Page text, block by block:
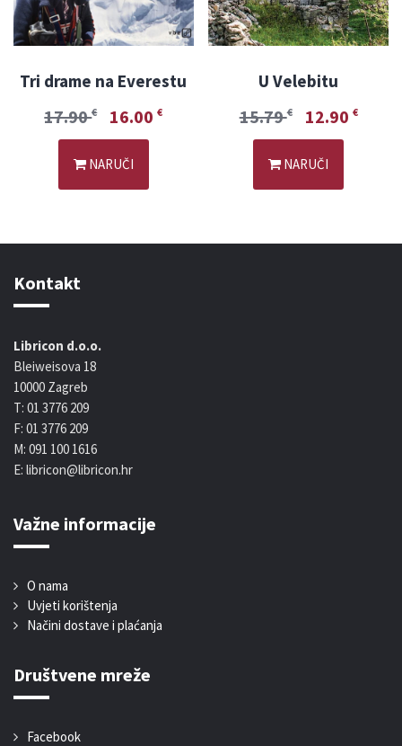
Tri drame na Everestu
17.90€ 16.00€
NARUČI
U Velebitu
15.79€ 12.90 €
NARUČI
Kontakt
Libricon d.o.o.
Bleiweisova 18
10000 Zagreb
T: 01 3776 209
F: 01 3776 209
M: 091 100 1616
E: libricon@libricon.hr
Važne informacije
O nama
Uvjeti korištenja
Načini dostave i plaćanja
Društvene mreže
Facebook